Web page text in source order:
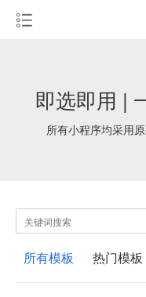
即选即用 |
所有小程序均采用
所有模板 热门模板